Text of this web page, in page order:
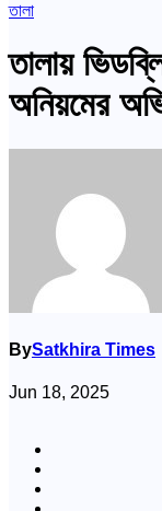
তালা
তালায়
অনিয়মের
BySatkhira Times
Jun 18, 2025